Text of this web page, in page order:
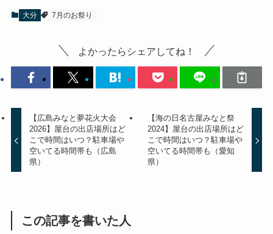
大分 7月のお祭り
よかったらシェアしてね！
【広島みなと夢花火大会
2026】屋台の出店場所はど
こで時間はいつ？駐車場や
空いてる時間帯も（広島
県）
【海の日名古屋みなと祭
2024】屋台の出店場所はど
こで時間はいつ？駐車場や
空いてる時間帯も（愛知
県）
この記事を書いた人